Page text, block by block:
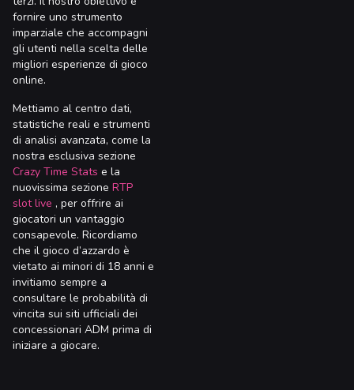
fornire uno strumento
imparziale che accompagni
gli utenti nella scelta delle
migliori esperienze di gioco
online.
Mettiamo al centro dati,
statistiche reali e strumenti
di analisi avanzata, come la
nostra esclusiva sezione
Crazy Time Stats e la
nuovissima sezione RTP
slot live , per offrire ai
giocatori un vantaggio
consapevole. Ricordiamo
che il gioco d’azzardo è
vietato ai minori di 18 anni e
invitiamo sempre a
consultare le probabilità di
vincita sui siti ufficiali dei
concessionari ADM prima di
iniziare a giocare.